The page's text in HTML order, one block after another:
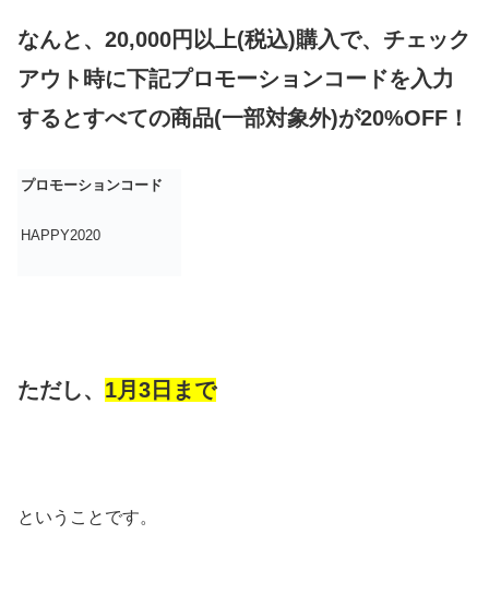
なんと、20,000円以上(税込)購入で、チェック
アウト時に下記プロモーションコードを入力
するとすべての商品(一部対象外)が20%OFF！
プロモーションコード
HAPPY2020
ただし、 1月3日まで
ということです。